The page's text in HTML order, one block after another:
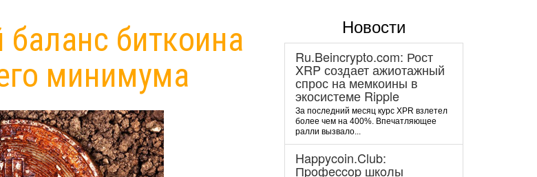
биткоина
минимума
Новости
Ru.Beincrypto.com: Рост
XRP создает ажиотажный
спрос на мемкоины в
экосистеме Ripple
За последний месяц курс XPR взлетел
более чем на 400%. Впечатляющее
ралли вызвало...
Happycoin.Club:
Пpoфeccop шкoлы